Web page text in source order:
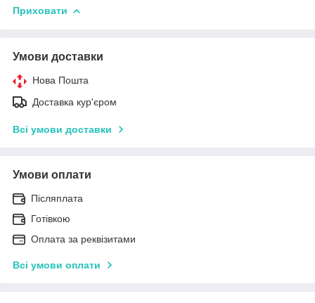
Приховати
Умови доставки
Нова Пошта
Доставка кур'єром
Всі умови доставки
Умови оплати
Післяплата
Готівкою
Оплата за реквізитами
Всі умови оплати